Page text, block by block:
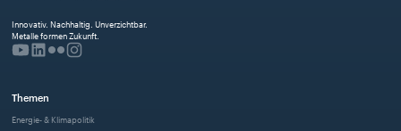
Innovativ. Nachhaltig. Unverzichtbar.
Metalle formen Zukunft.
Themen
Energie- & Klimapolitik